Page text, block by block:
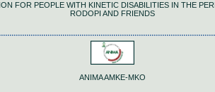
FOR PEOPLE WITH KINETIC DISABILITIES IN THE
RODOPI AND FRIENDS
ANIMA AMKE-MKO